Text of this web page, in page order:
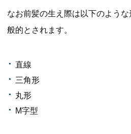
なお前髪の生え際は以下のよう
般的とされます。
直線
三角形
丸形
M字型